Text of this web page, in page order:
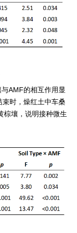
AMF的相互作用显
时，燥红土中车桑
棕壤，说明接种微生